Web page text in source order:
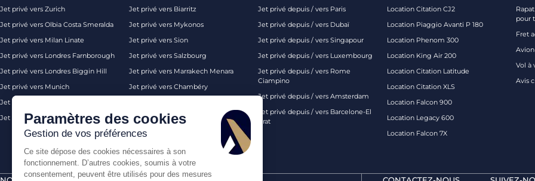
Jet privé vers Zurich
Jet privé vers Olbia Costa Smeralda
Jet privé vers Milan Linate
Jet privé vers Londres Farnborough
Jet privé vers Londres Biggin Hill
Jet privé vers Munich
Jet privé vers Monaco
Jet privé vers Palma de Majorque
Jet privé vers Biarritz
Jet privé vers Mykonos
Jet privé vers Sion
Jet privé vers Salzbourg
Jet privé vers Marrakech Menara
Jet privé vers Chambéry
Jet privé vers Londres
Jet privé depuis / vers Paris
Jet privé depuis / vers Dubaï
Jet privé depuis / vers Singapour
Jet privé depuis / vers Luxembourg
Jet privé depuis / vers Rome
Ciampino
Jet privé depuis / vers Amsterdam
Jet privé depuis / vers Barcelone-El
Prat
Location Citation CJ2
Location Piaggio Avanti P 180
Location Phenom 300
Location King Air 200
Location Citation Latitude
Location Citation XLS
Location Falcon 900
Location Legacy 600
Location Falcon 7X
pour
Fret
Vol à
Avis
Paramètres des cookies
Gestion de vos préférences
Ce site dépose des cookies nécessaires à son
fonctionnement. D’autres cookies, soumis à votre
consentement, peuvent être utilisés pour des mesures